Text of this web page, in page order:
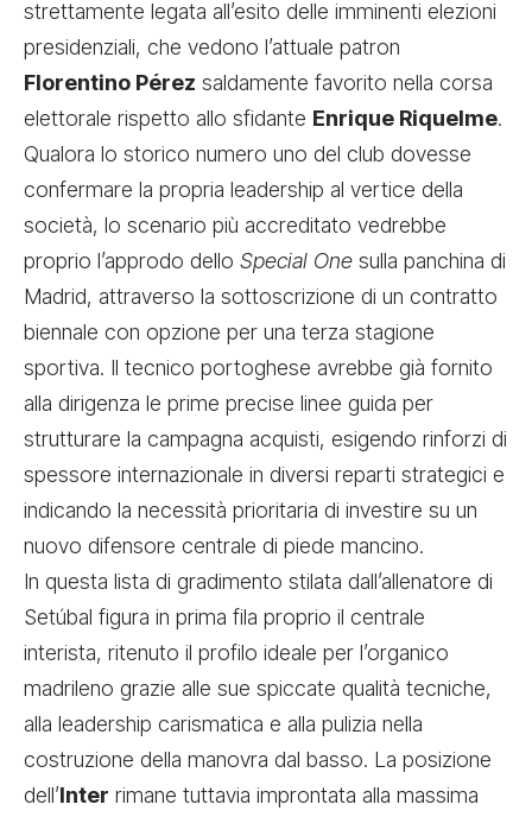
strettamente legata all’esito delle imminenti elezioni
presidenziali, che vedono l’attuale patron
Florentino Pérez saldamente favorito nella corsa
elettorale rispetto allo sfidante Enrique Riquelme.
Qualora lo storico numero uno del club dovesse
confermare la propria leadership al vertice della
società, lo scenario più accreditato vedrebbe
proprio l’approdo dello Special One sulla panchina di
Madrid, attraverso la sottoscrizione di un contratto
biennale con opzione per una terza stagione
sportiva. Il tecnico portoghese avrebbe già fornito
alla dirigenza le prime precise linee guida per
strutturare la campagna acquisti, esigendo rinforzi di
spessore internazionale in diversi reparti strategici e
indicando la necessità prioritaria di investire su un
nuovo difensore centrale di piede mancino.
In questa lista di gradimento stilata dall’allenatore di
Setúbal figura in prima fila proprio il centrale
interista, ritenuto il profilo ideale per l’organico
madrileno grazie alle sue spiccate qualità tecniche,
alla leadership carismatica e alla pulizia nella
costruzione della manovra dal basso. La posizione
dell’Inter rimane tuttavia improntata alla massima